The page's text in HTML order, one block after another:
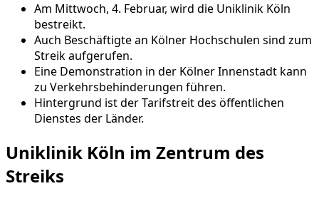
Am Mittwoch, 4. Februar, wird die Uniklinik Köln
bestreikt.
Auch Beschäftigte an Kölner Hochschulen sind zum
Streik aufgerufen.
Eine Demonstration in der Kölner Innenstadt kann
zu Verkehrsbehinderungen führen.
Hintergrund ist der Tarifstreit des öffentlichen
Dienstes der Länder.
Uniklinik Köln im Zentrum des
Streiks